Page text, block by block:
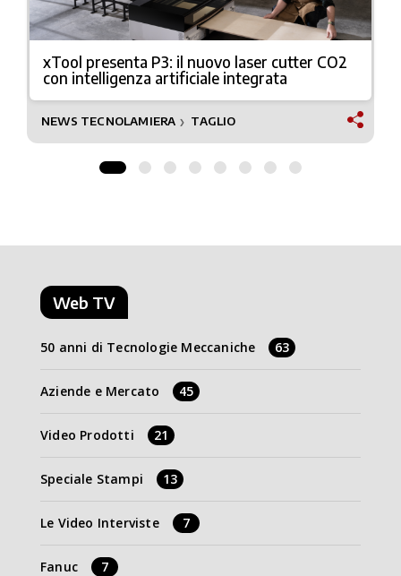
xTool presenta P3: il nuovo laser cutter CO2
con intelligenza artificiale integrata
NEWS TECNOLAMIERA ❯ TAGLIO
Web TV
50 anni di Tecnologie Meccaniche 63
Aziende e Mercato 45
Video Prodotti 21
Speciale Stampi 13
Le Video Interviste 7
Fanuc 7